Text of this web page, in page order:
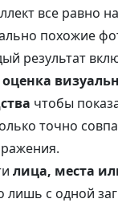
все равно
похожие
результат
оценка
чтобы
точно
лица, места
лишь с одной